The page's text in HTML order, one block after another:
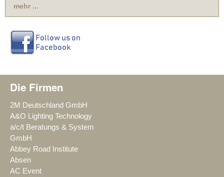
mehr ...
Die Firmen
2M Deutschland GmbH
A&O Lighting Technology
a/c/t Beratungs & System
GmbH
Abbey Road Institute
Absen
AC Event